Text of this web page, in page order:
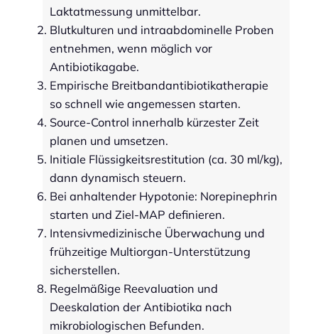
Laktatmessung unmittelbar.
Blutkulturen und intraabdominelle Proben
entnehmen, wenn möglich vor
Antibiotikagabe.
Empirische Breitbandantibiotikatherapie
so schnell wie angemessen starten.
Source-Control innerhalb kürzester Zeit
planen und umsetzen.
Initiale Flüssigkeitsrestitution (ca. 30 ml/kg),
dann dynamisch steuern.
Bei anhaltender Hypotonie: Norepinephrin
starten und Ziel-MAP definieren.
Intensivmedizinische Überwachung und
frühzeitige Multiorgan-Unterstützung
sicherstellen.
Regelmäßige Reevaluation und
Deeskalation der Antibiotika nach
mikrobiologischen Befunden.